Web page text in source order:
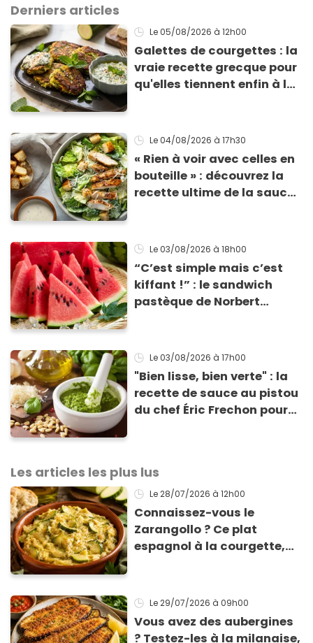
Derniers articles
Le 05/08/2026 à 12h00
Galettes de courgettes : la
vraie recette grecque pour
qu'elles tiennent enfin à la
Le 04/08/2026 à 17h30
« Rien à voir avec celles en
bouteille » : découvrez la
recette ultime de la sauce
Le 03/08/2026 à 18h00
“C’est simple mais c’est
kiffant !” : le sandwich
pastèque de Norbert
Le 03/08/2026 à 17h00
"Bien lisse, bien verte" : la
recette de sauce au pistou
du chef Éric Frechon pour
Les articles les plus lus
Le 28/07/2026 à 12h00
Connaissez-vous le
Zarangollo ? Ce plat
espagnol à la courgette,
Le 29/07/2026 à 09h00
Vous avez des aubergines
? Testez-les à la milanaise,